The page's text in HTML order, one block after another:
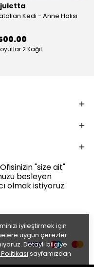
iyileştirmek için
uygun çerezler
Detaylı bilgiye
sayfamızdan
Kedi - Anne Halısı
2 Kağıt
"size ait"
besleyen
olmak istiyoruz.